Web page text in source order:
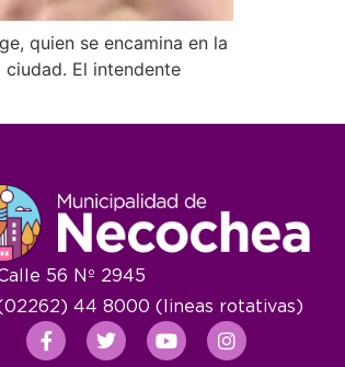
quien se encamina en la
El intendente
56 Nº 2945
44 8000 (lineas rotativas)